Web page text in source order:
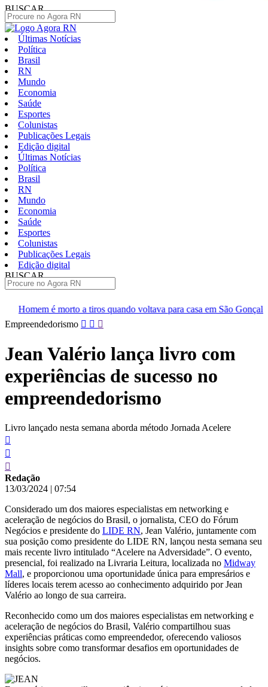
BUSCAR
Últimas Notícias
Política
Brasil
RN
Mundo
Economia
Saúde
Esportes
Colunistas
Publicações Legais
Edição digital
Últimas Notícias
Política
Brasil
RN
Mundo
Economia
Saúde
Esportes
Colunistas
Publicações Legais
Edição digital
BUSCAR
tiros quando voltava para casa em São Gonçalo
Operação
Pular
para
conteúdo
Empreendedorismo
Jean Valério lança livro com
experiências de sucesso no
empreendedorismo
Livro lançado nesta semana aborda método Jornada Acelere
Redação
13/03/2024 | 07:54
Considerado um dos maiores especialistas em networking e
aceleração de negócios do Brasil, o jornalista, CEO do Fórum
Negócios e presidente do LIDE RN, Jean Valério, juntamente com
sua posição como presidente do LIDE RN, lançou nesta semana seu
mais recente livro intitulado “Acelere na Adversidade”. O evento,
presencial, foi realizado na Livraria Leitura, localizada no Midway
Mall, e proporcionou uma oportunidade única para empresários e
líderes locais terem acesso ao conhecimento adquirido por Jean
Valério ao longo de sua carreira.
Reconhecido como um dos maiores especialistas em networking e
aceleração de negócios do Brasil, Valério compartilhou suas
experiências práticas como empreendedor, oferecendo valiosos
insights sobre como transformar desafios em oportunidades de
negócios.